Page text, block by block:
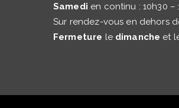
Samedi en continu : 10h30 –
Sur rendez-vous en dehors
Fermeture le dimanche et